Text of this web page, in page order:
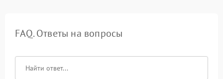
FAQ. Ответы на вопросы